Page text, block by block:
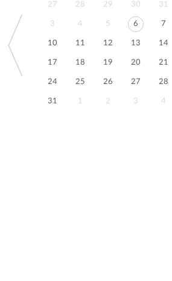
27 28 29 30 31
3 4 5 6 7
10 11 12 13 14
17 18 19 20 21
24 25 26 27 28
31 1 2 3 4